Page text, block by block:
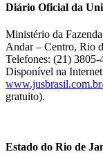
Diário Oficial da
Ministério da
Andar – Centro, Rio
Telefones: (21)
Disponível na
gratuito).
Estado do Rio de